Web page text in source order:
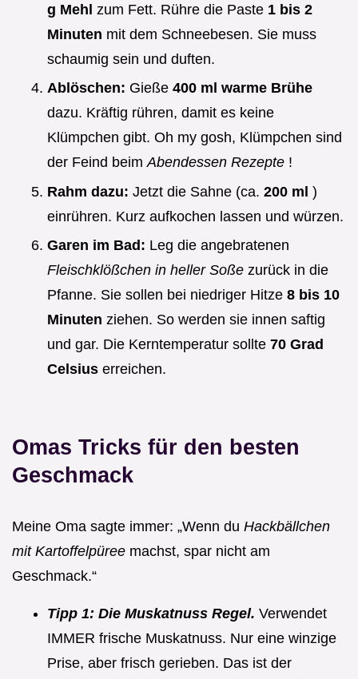
g Mehl zum Fett. Rühre die Paste 1 bis 2
Minuten mit dem Schneebesen. Sie muss
schaumig sein und duften.
Ablöschen: Gieße 400 ml warme Brühe
dazu. Kräftig rühren, damit es keine
Klümpchen gibt. Oh my gosh, Klümpchen sind
der Feind beimAbendessen Rezepte !
Rahm dazu: Jetzt die Sahne (ca. 200 ml )
einrühren. Kurz aufkochen lassen und würzen.
Garen im Bad: Leg die angebratenen
Fleischklößchen in heller Soße zurück in die
Pfanne. Sie sollen bei niedriger Hitze 8 bis 10
Minuten ziehen. So werden sie innen saftig
und gar. Die Kerntemperatur sollte 70 Grad
Celsius erreichen.
Omas Tricks für den besten
Geschmack
Meine Oma sagte immer: „Wenn du Hackbällchen
mit Kartoffelpüree machst, spar nicht am
Geschmack.“
Tipp 1: Die Muskatnuss Regel. Verwendet
IMMER frische Muskatnuss. Nur eine winzige
Prise, aber frisch gerieben. Das ist der